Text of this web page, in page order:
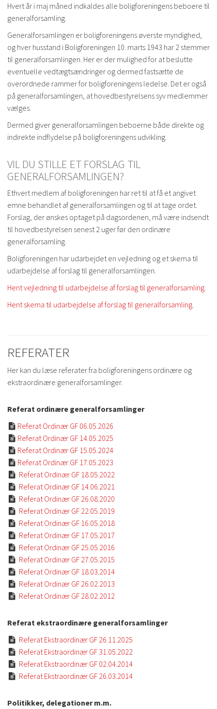
Hvert år i maj måned indkaldes alle boligforeningens beboere til
generalforsamling.
Generalforsamlingen er boligforeningens øverste myndighed,
og hver husstand i Boligforeningen 10. marts 1943 har 2 stemmer
til generalforsamlingen. Her er der mulighed for at beslutte
eventuelle vedtægtsændringer og dermed fastsætte de
overordnede rammer for boligforeningens ledelse. Det er også
på generalforsamlingen, at hovedbestyrelsens syv medlemmer
vælges.
Dermed giver generalforsamlingen beboerne både direkte og
indirekte indflydelse på boligforeningens udvikling.
VIL DU STILLE ET FORSLAG TIL
GENERALFORSAMLINGEN?
Ethvert medlem af boligforeningen har ret til at få et angivet
emne behandlet af generalforsamlingen og til at tage ordet.
Forslag, der ønskes optaget på dagsordenen, må være indsendt
til hovedbestyrelsen senest 2 uger før den ordinære
generalforsamling.
Boligforeningen har udarbejdet en vejledning og et skema til
udarbejdelse af forslag til generalforsamlingen.
Hent vejledning til udarbejdelse af forslag til generalforsamling.
Hent skema til udarbejdelse af forslag til generalforsamling.
REFERATER
Her kan du læse referater fra boligforeningens ordinære og
ekstraordinære generalforsamlinger.
Referat ordinære generalforsamlinger
 Referat Ordinær GF 06.05.2026
 Referat Ordinær GF 14.05.2025
 Referat Ordinær GF 15.05.2024
 Referat Ordinær GF 17.05.2023
 Referat Ordinær GF 18.05.2022
 Referat Ordinær GF 14.06.2021
 Referat Ordinær GF 26.08.2020
 Referat Ordinær GF 22.05.2019
 Referat Ordinær GF 16.05.2018
 Referat Ordinær GF 17.05.2017
 Referat Ordinær GF 25.05.2016
 Referat Ordinær GF 27.05.2015
 Referat Ordinær GF 18.03.2014
 Referat Ordinær GF 26.02.2013
 Referat Ordinær GF 28.02.2012
Referat ekstraordinære generalforsamlinger
 Referat Ekstraordinær GF 26.11.2025
 Referat Ekstraordinær GF 31.05.2022
 Referat Ekstraordinær GF 02.04.2014
 Referat Ekstraordinær GF 26.03.2014
Politikker, delegationer m.m.